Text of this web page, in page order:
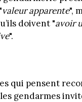
valeur apparente",
doivent "avoir
".
qui pensent
gendarmes